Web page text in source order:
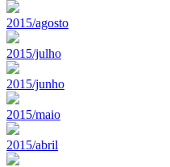
2015/agosto
2015/julho
2015/junho
2015/maio
2015/abril